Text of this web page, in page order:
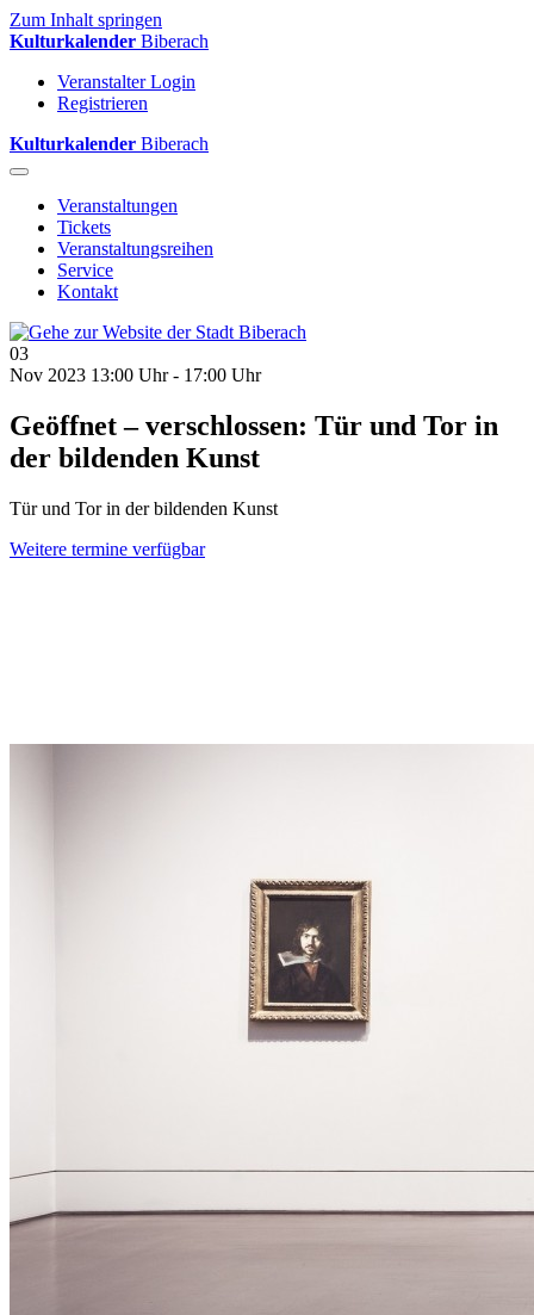
Zum Inhalt springen
Kulturkalender Biberach
Veranstalter Login
Registrieren
Kulturkalender Biberach
Veranstaltungen
Tickets
Veranstaltungsreihen
Service
Kontakt
03
Nov 2023 13:00 Uhr - 17:00 Uhr
Geöffnet – verschlossen: Tür und Tor in
der bildenden Kunst
Tür und Tor in der bildenden Kunst
Weitere termine verfügbar